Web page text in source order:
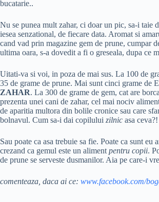
bucatarie..
Nu se punea mult zahar, ci doar un pic, sa-i taie
iesea senzational, de fiecare data. Aromat si
cand vad prin magazine gem de prune, cumpar
ultima oara, s-a dovedit a fi o greseala, dupa ce
Uitati-va si voi, in poza de mai sus. La 100 de
35 de grame de prune. Mai sunt cinci grame de
ZAHAR. La 300 de grame de gem, cat are
prezenta unei cani de zahar, cel mai nociv
de aparitia multora din bolile cronice sau care
bolnavul. Cum sa-i dai copilului zilnic asa ceva?!
Sau poate ca asa trebuie sa fie. Poate ca sunt eu
crezand ca gemul este un aliment pentru copii.
de prune se serveste dusmanilor. Aia pe care-i
comenteaza, daca ai ce: www.facebook.com/